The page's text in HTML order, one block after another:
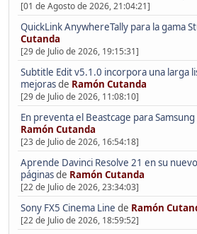
[01 de Agosto de 2026, 21:04:21]
QuickLink AnywhereTally para la gama
Cutanda
[29 de Julio de 2026, 19:15:31]
Subtitle Edit v5.1.0 incorpora una larga
mejorasde Ramón Cutanda
[29 de Julio de 2026, 11:08:10]
En preventa el Beastcage para
Ramón Cutanda
[23 de Julio de 2026, 16:54:18]
Aprende Davinci Resolve 21 en su
páginasde Ramón Cutanda
[22 de Julio de 2026, 23:34:03]
Sony FX5 Cinema Line de Ramón
[22 de Julio de 2026, 18:59:52]